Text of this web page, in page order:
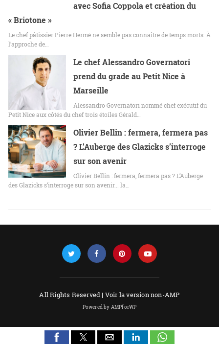
avec Sofia Coppola et création du
« Briotone »
Le chef pâtissier Pierre Hermé ne semble pas connaître de temps morts. À
l’approche de…
Le chef Alessandro Governatori
prend du grade au Petit Nice à
Marseille
Alessandro Governatori nommé chef exécutif du
Petit Nice aux côtés du chef trois étoiles Gérald…
Olivier Bellin : fermera, fermera pas
? L’Auberge des Glazicks s’interroge
sur son avenir
Olivier Bellin : fermera, fermera pas ? L’Auberge
des Glazicks s’interroge sur son avenir... la…
All Rights Reserved | Voir la version non-AMP
Powered by AMPforWP